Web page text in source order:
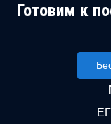
Готовим к